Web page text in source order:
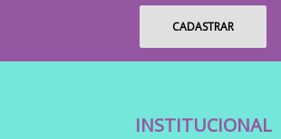
INSTITUCIONAL